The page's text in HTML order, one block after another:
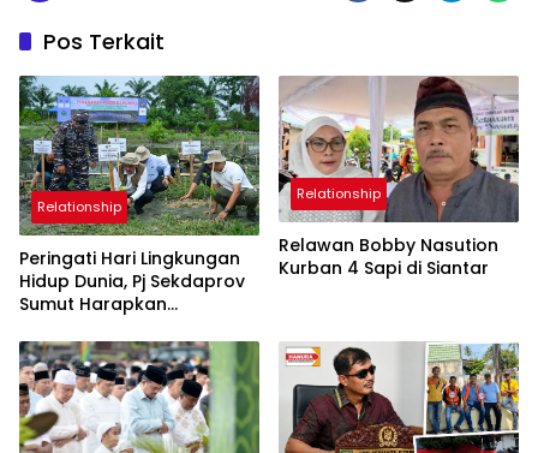
Pos Terkait
Relationship
Peringati Hari Lingkungan
Hidup Dunia, Pj Sekdaprov
Sumut Harapkan
Mangrove Jadi Solusi
Hadapi Perubahan Iklim
Relationship
Relawan Bobby Nasution
Kurban 4 Sapi di Siantar